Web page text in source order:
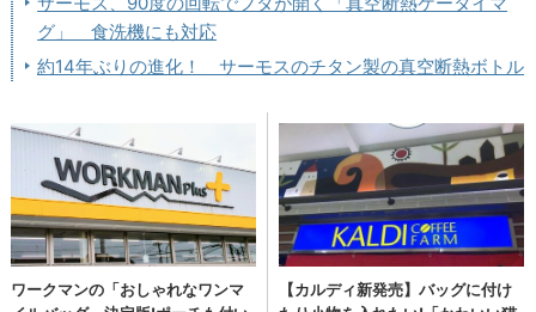
グ」 食洗機にも対応
約14年ぶりの進化！ サーモスのチタン製の真空断熱ボトル